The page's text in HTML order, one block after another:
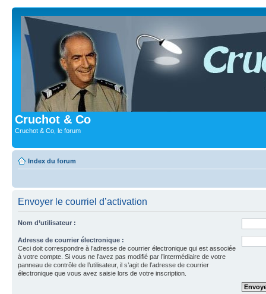
Cruchot & Co
Cruchot & Co, le forum
Index du forum
Envoyer le courriel d’activation
Nom d’utilisateur :
Adresse de courrier électronique :
Ceci doit correspondre à l’adresse de courrier électronique qui est associée
à votre compte. Si vous ne l’avez pas modifié par l’intermédiaire de votre
panneau de contrôle de l’utilisateur, il s’agit de l’adresse de courrier
électronique que vous avez saisie lors de votre inscription.